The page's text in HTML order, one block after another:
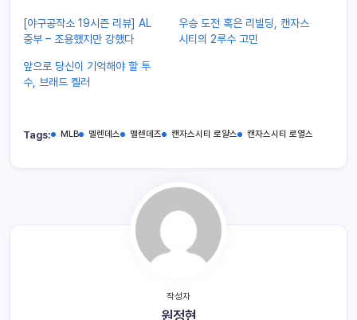
[야구공작소 19시즌 리뷰] AL
중부 – 조용했지만 강했다
우승 도전 혹은 리빌딩, 캔자스
시티의 2루수 고민
앞으로 당신이 기억해야 할 투
수, 브래드 켈러
Tags: MLB 멜렌데스 멜렌데즈 캔자스시티 로얄스 캔자스시티 로열스
작성자
원정현